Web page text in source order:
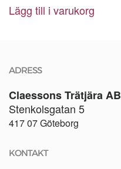
Lägg till i varukorg
ADRESS
Claessons Trätjära AB
Stenkolsgatan 5
417 07 Göteborg
KONTAKT